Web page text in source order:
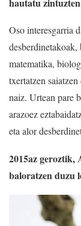
Oso interesgarria
desberdinetakoak,
matematika,
txertatzen
naiz. Urtean pare
arazoez
eta alor
2015az geroztik,
baloratzen duzu